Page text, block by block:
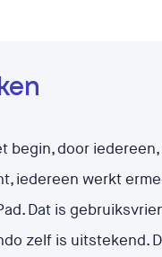
begin, door
iedereen werkt
Dat is
zelf is uitstekend.